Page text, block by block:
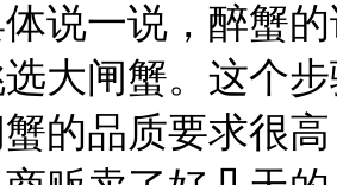
说一说，醉蟹
大闸蟹。这个
的品质要求很